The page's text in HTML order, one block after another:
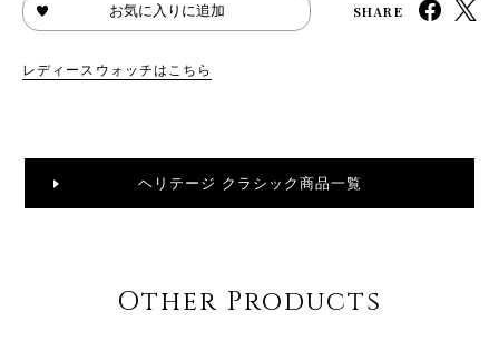
お気に入りに追加 SHARE
レディースウォッチはこちら
ヘリテージ クラシック商品一覧
Other Products